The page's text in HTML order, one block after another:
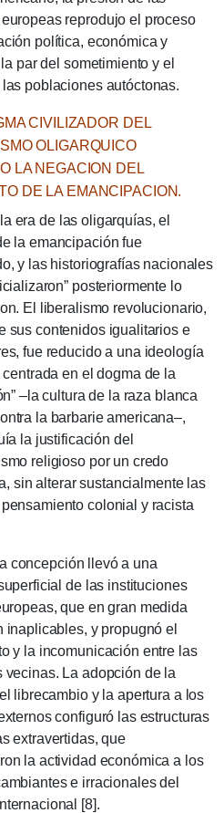
reprodujo el proceso
política, económica y
par del sometimiento y el
las poblaciones autóctonas.
CIVILIZADOR DEL
OLIGARQUICO
LA NEGACION DEL
DE LA EMANCIPACION.
de las oligarquías, el
la emancipación fue
y las historiografías nacionales
posteriormente lo
El liberalismo revolucionario,
sus contenidos igualitarios e
fue reducido a una ideología
en el dogma de la
–la cultura de la raza blanca
la barbarie americana–,
la justificación del
religioso por un credo
sin alterar sustancialmente las
colonial y racista
llevó a una
de las instituciones
que en gran medida
inaplicables, y propugnó el
y la incomunicación entre las
vecinas. La adopción de la
librecambio y la apertura a los
configuró las estructuras
extravertidas, que
la actividad económica a los
e irracionales del
[8].